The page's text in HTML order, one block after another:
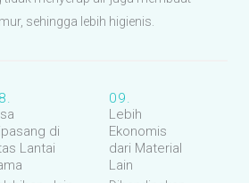
sehingga lebih higienis.
di
Lantai
09.
Lebih
Ekonomis
dari Material
Lain